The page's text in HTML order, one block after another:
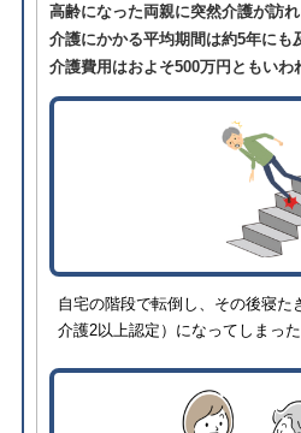
高齢になった両親に突然介護が訪れ
介護にかかる平均期間は約5年にも
介護費用はおよそ500万円ともいわ
自宅の階段で転倒し、その後寝た
介護2以上認定）になってしまった